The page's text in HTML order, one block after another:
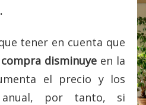
tener en cuenta que
disminuyeen la
el precio y los
por tanto, si